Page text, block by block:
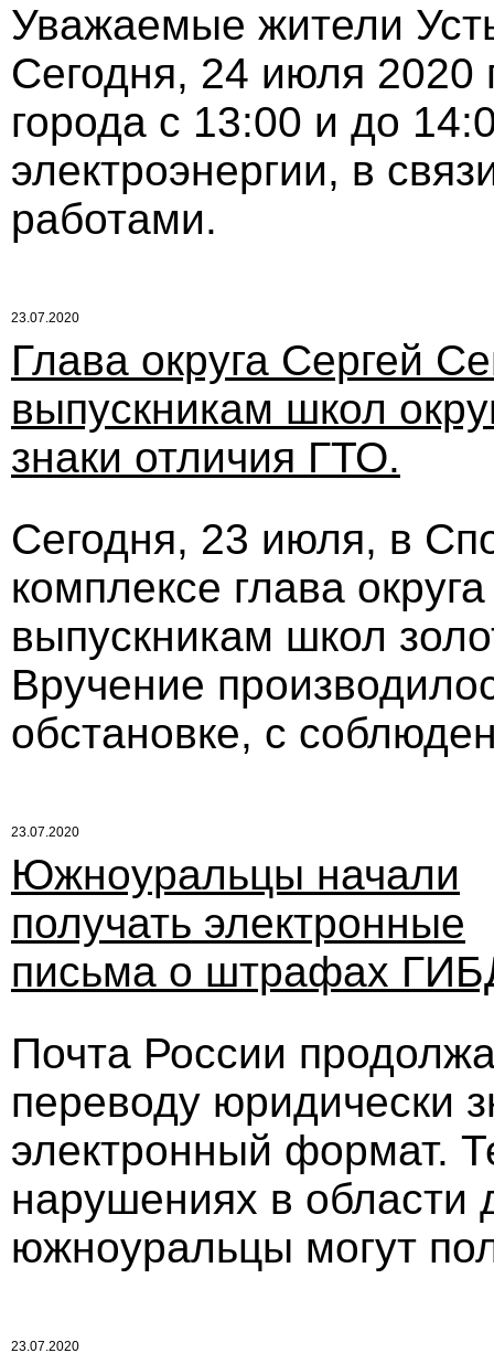
Уважаемые жители
Сегодня, 24 июля 2020
города с 13:00 и до
электроэнергии, в
работами.
23.07.2020
Глава округа Сергей
выпускникам школ
знаки отличия ГТО.
Сегодня, 23 июля, в
комплексе глава
выпускникам школ
Вручение
обстановке, с
23.07.2020
Южноуральцы начали
получать электронные
письма о штрафах
Почта России
переводу юридически
электронный формат.
нарушениях в области
южноуральцы могут
23.07.2020